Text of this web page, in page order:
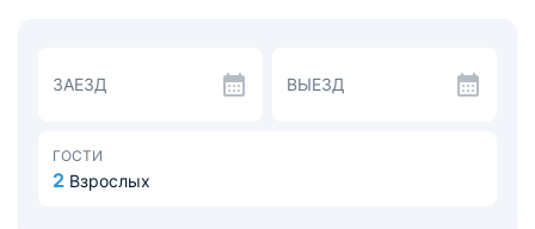
микроволновая печь, газовая плита, холодильник,
электрочайник, посуда и приборы. Прилагаются чай,
магазине.
В шаговой доступности — Центральный парк,
ЗАЕЗД ВЫЕЗД
ГОСТИ
2 Взрослых